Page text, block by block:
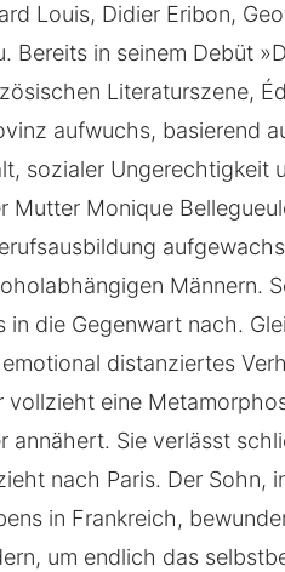
Louis, Didier Eribon,
Bereits in seinem Debüt
Literaturszene,
aufwuchs, basierend
sozialer Ungerechtigkeit
Mutter Monique
Männern.
in die Gegenwart nach.
distanziertes
vollzieht eine
annähert. Sie verlässt
nach Paris. Der Sohn,
in Frankreich,
um endlich das